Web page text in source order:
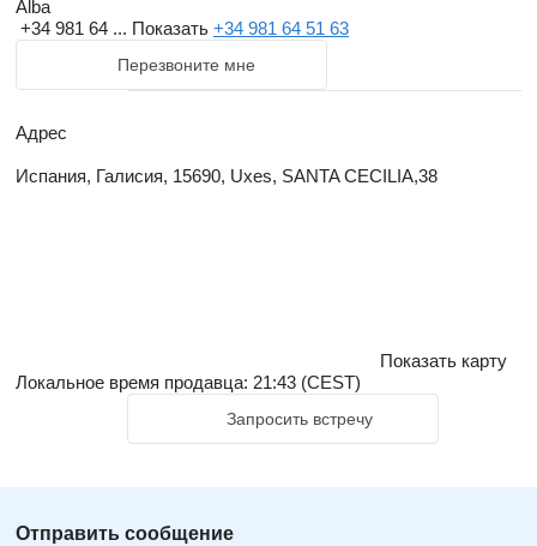
Alba
+34 981 64 ... Показать +34 981 64 51 63
Перезвоните мне
Адрес
Испания, Галисия, 15690, Uxes, SANTA CECILIA,38
Показать карту
Локальное время продавца: 21:43 (CEST)
Запросить встречу
Отправить сообщение